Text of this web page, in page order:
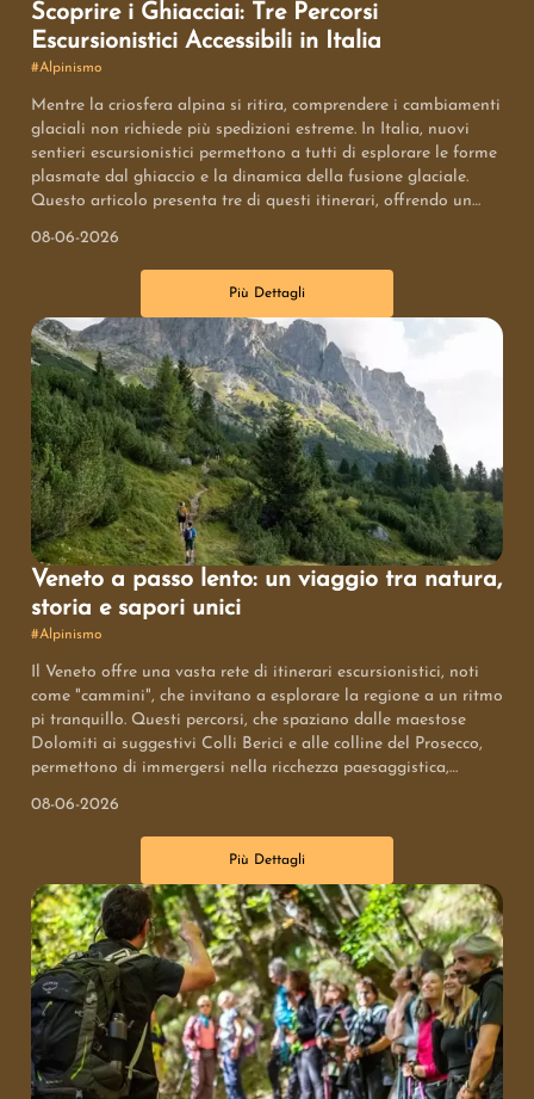
Scoprire i Ghiacciai: Tre Percorsi
Escursionistici Accessibili in Italia
#Alpinismo
Mentre la criosfera alpina si ritira, comprendere i cambiamenti
glaciali non richiede più spedizioni estreme. In Italia, nuovi
sentieri escursionistici permettono a tutti di esplorare le forme
plasmate dal ghiaccio e la dinamica della fusione glaciale.
Questo articolo presenta tre di questi itinerari, offrendo un
08-06-2026
Più Dettagli
Veneto a passo lento: un viaggio tra natura,
storia e sapori unici
#Alpinismo
Il Veneto offre una vasta rete di itinerari escursionistici, noti
come "cammini", che invitano a esplorare la regione a un ritmo
pi￹ tranquillo. Questi percorsi, che spaziano dalle maestose
Dolomiti ai suggestivi Colli Berici e alle colline del Prosecco,
permettono di immergersi nella ricchezza paesaggistica,
autentica, vivendo un'esperienza di viaggio profonda e
significativa, lontana dalla frenesia quotidiana.
08-06-2026
Più Dettagli